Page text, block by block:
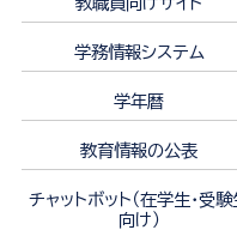
学務情報システム
学年暦
教育情報の公表
チャットボット（在学生・受
向け）